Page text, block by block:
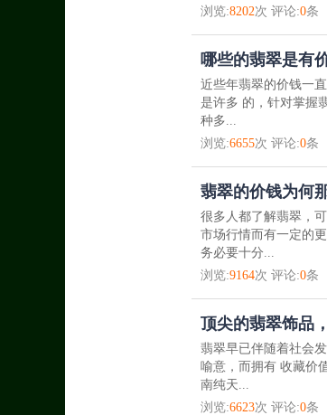
浏览:8202次 评论:0条
哪些的翡翠是有
近些年翡翠的价钱一
是许多 的，针对掌握
种多...
浏览:6655次 评论:0条
翡翠的价钱为何
很多人都了解翡翠，
市场行情而有一定的
务必要十分...
浏览:9164次 评论:0条
顶尖的翡翠饰品
翡翠早已伴随着社会
喻意，而拥有 收藏价
南纯天...
浏览:6623次 评论:0条